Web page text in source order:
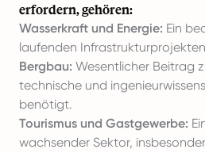
erfordern, gehören:
Wasserkraft und Energie: Ein
laufenden
Bergbau: Wesentlicher Beitrag
technische und
benötigt.
Tourismus und Gastgewerbe:
wachsender Sektor,